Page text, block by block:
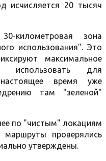
исчисляется 20 тысяч
километровая зона
использования". Это
максимальное
использовать для
время уже
там "зеленой"
по "чистым" локациям
маршруты проверялись
утверждены.